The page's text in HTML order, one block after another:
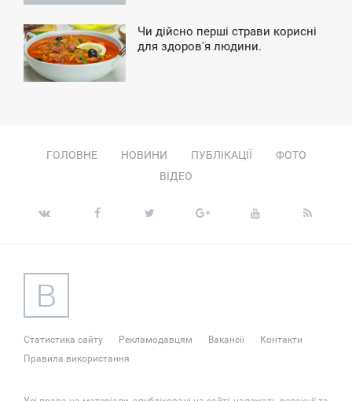
Чи дійсно перші страви корисні
для здоров'я людини.
ГОЛОВНЕ НОВИНИ ПУБЛІКАЦІЇ
ФОТО
ВІДЕО
Статистика сайту Рекламодавцям Вакансії
Контакти
Правила використання